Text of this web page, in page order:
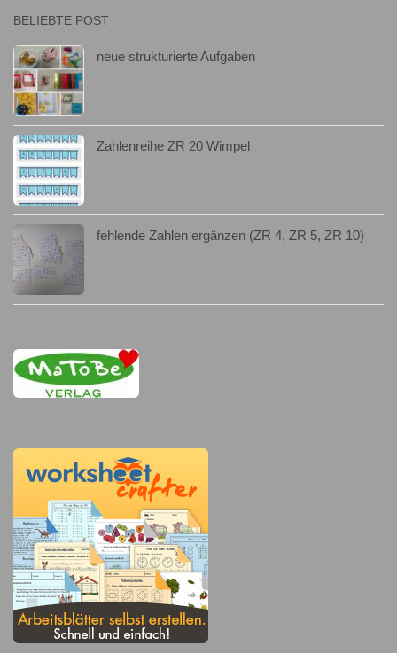
BELIEBTE POST
neue strukturierte Aufgaben
Zahlenreihe ZR 20 Wimpel
fehlende Zahlen ergänzen (ZR 4, ZR 5, ZR 10)